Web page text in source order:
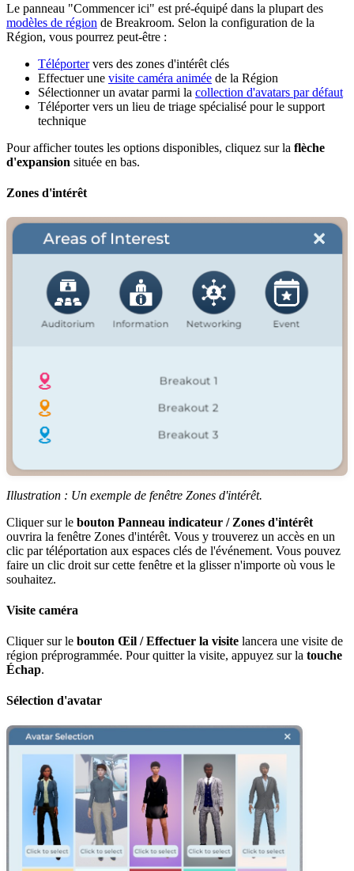
Le panneau "Commencer ici" est pré-équipé dans la plupart des
modèles de région de Breakroom. Selon la configuration de la
Région, vous pourrez peut-être :
Téléportervers des zones d'intérêt clés
Effectuer une visite caméra animée de la Région
Sélectionner un avatar parmi la collection d'avatars par défaut
Téléporter vers un lieu de triage spécialisé pour le support
technique
Pour afficher toutes les options disponibles, cliquez sur la flèche
d'expansion située en bas.
Zones d'intérêt
Illustration : Un exemple de fenêtre Zones d'intérêt.
Cliquer sur le bouton Panneau indicateur / Zones d'intérêt
ouvrira la fenêtre Zones d'intérêt. Vous y trouverez un accès en un
clic par téléportation aux espaces clés de l'événement. Vous pouvez
faire un clic droit sur cette fenêtre et la glisser n'importe où vous le
souhaitez.
Visite caméra
Cliquer sur le bouton Œil / Effectuer la visite lancera une visite de
région préprogrammée. Pour quitter la visite, appuyez sur la touche
Échap.
Sélection d'avatar